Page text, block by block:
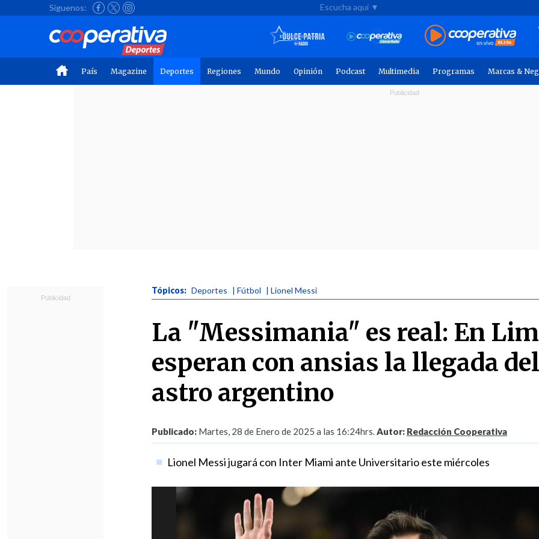
Síguenos: Escucha aquí ▼
País Magazine Deportes Regiones Mundo Opinión Podcast Multimedia Programas Marcas &
Tópicos: Deportes | Fútbol | Lionel Messi
La "Messimania" es real: En
esperan con ansias la llegada del
astro argentino
Publicado: Martes, 28 de Enero de 2025 a las 16:24hrs.Autor: Redacción Cooperativa
Lionel Messi jugará con Inter Miami ante Universitario este miércoles